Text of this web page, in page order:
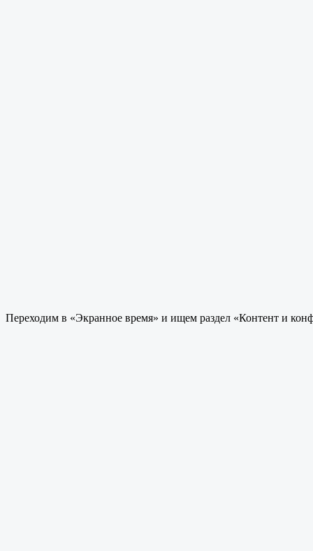
Переходим в «Экранное время» и ищем раздел «Контент и